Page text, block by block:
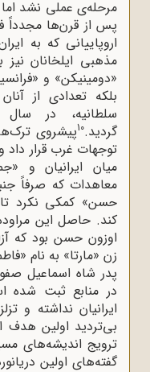
مرحله‌ی عملی نشد اما
پس از قرن‌ها مجدداً
اروپاییانی که به
مذهبی ایلخانان
«دومینیکن» و
بلکه تعدادی از
گردید.10پیشروی ترک‌ها
توجهات غرب قرار داد
میان ایرانیان و
معاهدات که صرفاً
حسن» کمکی نکرد
کند. حاصل این
اوزون حسن بود که
زن «مارتا» به نام
پدر شاه اسماعیل
در منابع ثبت شده
ایرانیان نداشته و
بی‌تردید اولین هدف
ترویج اندیشه‌های
گفته‌های اولین